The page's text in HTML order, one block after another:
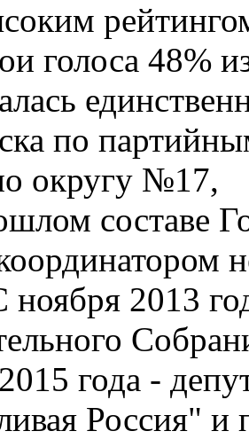
голоса 48%
по
округу №17,
составе
2013
года -
Россия" и